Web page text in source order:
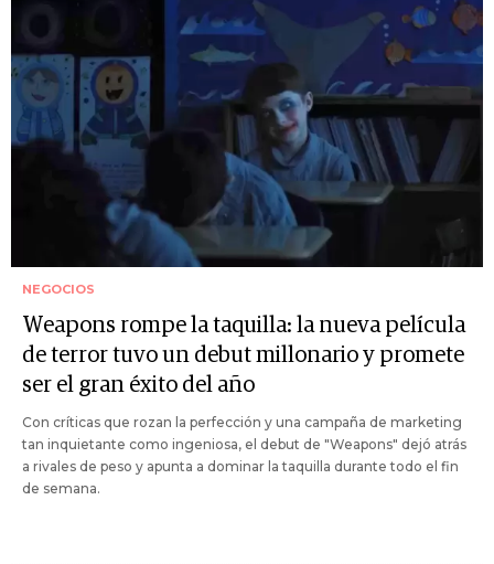
NEGOCIOS
Weapons rompe la taquilla: la nueva película
de terror tuvo un debut millonario y promete
ser el gran éxito del año
Con críticas que rozan la perfección y una campaña de marketing
tan inquietante como ingeniosa, el debut de "Weapons" dejó atrás
a rivales de peso y apunta a dominar la taquilla durante todo el fin
de semana.